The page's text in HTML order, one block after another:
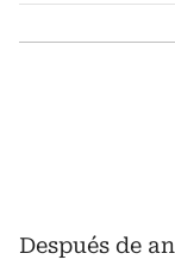
Después de